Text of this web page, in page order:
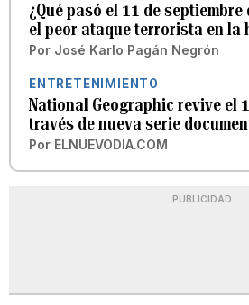
¿Qué pasó el 11 de
el peor ataque terrorista en la
Por José Karlo Pagán Negrón
ENTRETENIMIENTO
National Geographic revive el
través de nueva serie
Por ELNUEVODIA.COM
PUBLICIDAD